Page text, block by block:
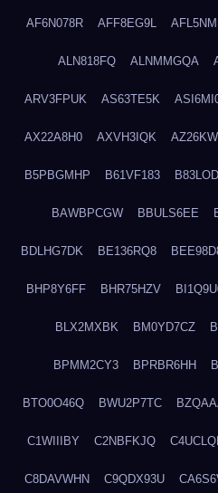
AF6N078R AFF8EG9L
ALN818FQ ALNMMGQA
ARV3FPUK AS63TE5K
AX22A8H0 AXVH3IQK
B5PBGMHP B61VF183
BAWBPCGW BBULS6EE
BDLHG7DK BE136RQ8
BHP8Y6FF BHR75HZV
BLX2MXBK BM0YD7CZ
BPMM2CY3 BPRBR6HH
BTO0O46Q BWU2P7TC
C1WIIIBY C2NBFKJQ
C8DAVWHN C9QDX93U